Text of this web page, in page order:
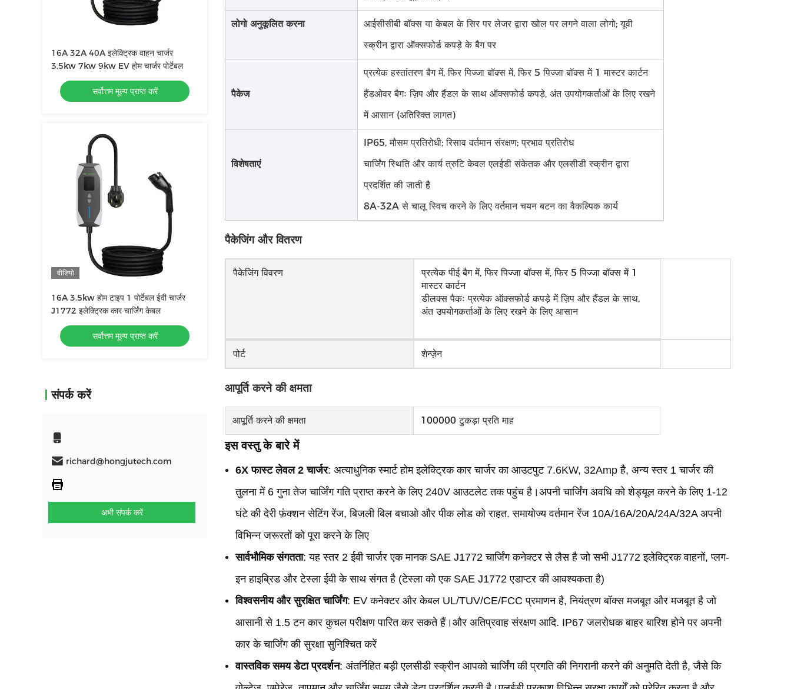
16A 32A 40A इलेक्ट्रिक वाहन चार्जर
3.5kw 7kw 9kw EV होम चार्जर पोर्टेबल
सर्वोत्तम मूल्य प्राप्त करें
वीडियो
16A 3.5kw होम टाइप 1 पोर्टेबल ईवी चार्जर
J1772 इलेक्ट्रिक कार चार्जिंग केबल
सर्वोत्तम मूल्य प्राप्त करें
संपर्क करें
richard@hongjutech.com
अभी संपर्क करें
लोगो अनुकूलित करना
आईसीसीबी बॉक्स या केबल के सिर पर लेजर द्वारा खोल पर लगने वाला लोगो; यूवी
स्क्रीन द्वारा ऑक्सफोर्ड कपड़े के बैग पर
पैकेज
प्रत्येक हस्तांतरण बैग में, फिर पिज्जा बॉक्स में, फिर 5 पिज्जा बॉक्स में 1 मास्टर कार्टन
हैंडओवर बैगः ज़िप और हैंडल के साथ ऑक्सफोर्ड कपड़े, अंत उपयोगकर्ताओं के लिए रखने
में आसान (अतिरिक्त लागत)
विशेषताएं
IP65, मौसम प्रतिरोधी; रिसाव वर्तमान संरक्षण; प्रभाव प्रतिरोध
चार्जिंग स्थिति और कार्य त्रुटि केवल एलईडी संकेतक और एलसीडी स्क्रीन द्वारा
प्रदर्शित की जाती है
8A-32A से चालू स्विच करने के लिए वर्तमान चयन बटन का वैकल्पिक कार्य
पैकेजिंग और वितरण
पैकेजिंग विवरण
प्रत्येक पीई बैग में, फिर पिज्जा बॉक्स में, फिर 5 पिज्जा बॉक्स में 1
मास्टर कार्टन
डीलक्स पैकः प्रत्येक ऑक्सफोर्ड कपड़े में ज़िप और हैंडल के साथ,
अंत उपयोगकर्ताओं के लिए रखने के लिए आसान
पोर्ट शेन्ज़ेन
आपूर्ति करने की क्षमता
आपूर्ति करने की क्षमता 100000 टुकड़ा प्रति माह
इस वस्तु के बारे में
6X फास्ट लेवल 2 चार्जर: अत्याधुनिक स्मार्ट होम इलेक्ट्रिक कार चार्जर का आउटपुट 7.6KW, 32Amp है, अन्य स्तर 1 चार्जर की
तुलना में 6 गुना तेज चार्जिंग गति प्राप्त करने के लिए 240V आउटलेट तक पहुंच है।अपनी चार्जिंग अवधि को शेड्यूल करने के लिए 1-12
घंटे की देरी फ़ंक्शन सेटिंग रेंज, बिजली बिल बचाओ और पीक लोड को राहत. समायोज्य वर्तमान रेंज 10A/16A/20A/24A/32A अपनी
विभिन्न जरूरतों को पूरा करने के लिए
सार्वभौमिक संगतता: यह स्तर 2 ईवी चार्जर एक मानक SAE J1772 चार्जिंग कनेक्टर से लैस है जो सभी J1772 इलेक्ट्रिक वाहनों, प्लग-
इन हाइब्रिड और टेस्ला ईवी के साथ संगत है (टेस्ला को एक SAE J1772 एडाप्टर की आवश्यकता है)
विश्वसनीय और सुरक्षित चार्जिंग: EV कनेक्टर और केबल UL/TUV/CE/FCC प्रमाणन है, नियंत्रण बॉक्स मजबूत और मजबूत है जो
आसानी से 1.5 टन कार कुचल परीक्षण पारित कर सकते हैं।और अतिप्रवाह संरक्षण आदि. IP67 जलरोधक बाहर बारिश होने पर अपनी
कार के चार्जिंग की सुरक्षा सुनिश्चित करें
वास्तविक समय डेटा प्रदर्शन: अंतर्निहित बड़ी एलसीडी स्क्रीन आपको चार्जिंग की प्रगति की निगरानी करने की अनुमति देती है, जैसे कि